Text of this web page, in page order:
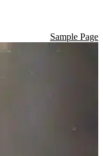
Sample Page